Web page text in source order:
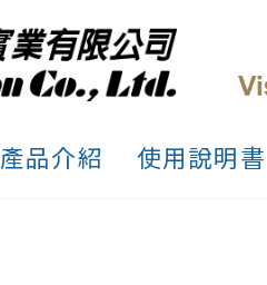
產品介紹 使用說明書